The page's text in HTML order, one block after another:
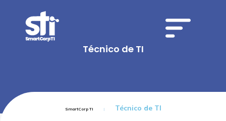
Técnico de TI
SmartCorp TI Técnico de TI